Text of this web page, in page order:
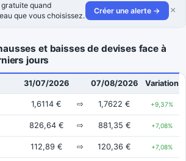
quand
que vous choisissez.
Créer une alerte → ×
et baisses de devises face à
jours
31/07/2026 07/08/2026 Variation
1,6114 € ⇨ 1,7622 € +9,37%
826,64 € ⇨ 881,35 € +7,08%
112,89 € ⇨ 120,36 € +7,08%